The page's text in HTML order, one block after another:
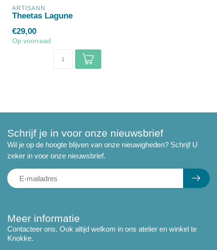
ARTISANN
Theetas Lagune
€29,00
Op voorraad
Meer informatie
Contacteer ons. Ook altijd welkom in ons atelier en winkel te
Knokke.
Schrijf je in voor onze nieuwsbrief
Wil je op de hoogte blijven van onze nieuwigheden? Schrijf U
zeker in voor onze nieuwsbrief.